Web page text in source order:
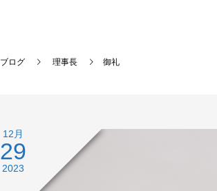
ブログ 理事長 御礼
12月
29
2023